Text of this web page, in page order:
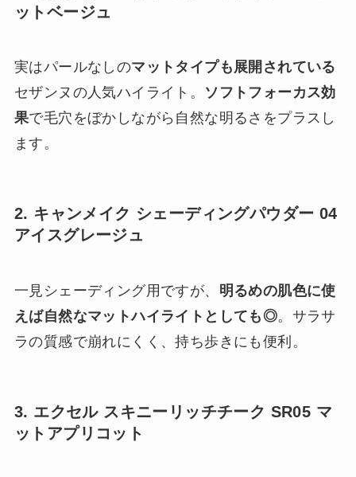
ットベージュ
実はパールなしのマットタイプも展開されている
セザンヌの人気ハイライト。 ソフトフォーカス効
果で毛穴をぼかしながら自然な明るさをプラスし
ます。
2. キャンメイク シェーディングパウダー 04
アイスグレージュ
一見シェーディング用ですが、 明るめの肌色に使
えば自然なマットハイライトとしても◎。サラサ
ラの質感で崩れにくく、持ち歩きにも便利。
3. エクセル スキニーリッチチーク SR05 マ
ットアプリコット